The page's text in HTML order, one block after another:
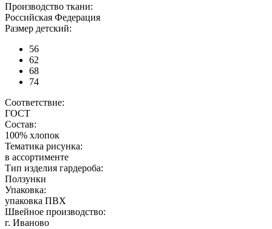
Производство ткани:
Российская Федерация
Размер детский:
56
62
68
74
Соответствие:
ГОСТ
Состав:
100% хлопок
Тематика рисунка:
в ассортименте
Тип изделия гардероба:
Ползунки
Упаковка:
упаковка ПВХ
Швейное производство:
г. Иваново